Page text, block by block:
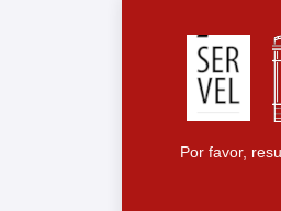
Por favor,